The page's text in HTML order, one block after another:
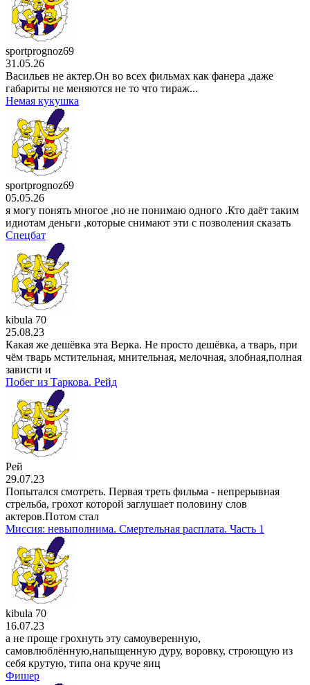
21 . 07
аниме сериал
отомстить: Я разрушу
1 сезон
3 серия
21 . 07
мультсериал Царь горы
15 сезон
10 серия
20 . 07
аниме сериалСемья шпиона
3 сезон
13 серия
20 . 07
аниме сериал
4 сезон
15 серия
19 . 07
мультсериалСимпсоны
37 сезон
17 серия
19 . 07
sportprognoz69
31.05.26
Васильев не актер.Он во всех фильмах как фанера ,даже
габариты не меняются не то что тираж...
Немая кукушка
sportprognoz69
05.05.26
я могу понять многое ,но не понимаю одного .Кто даёт таким
идиотам деньги ,которые снимают эти с позволения сказать
Спецбат
kibula 70
25.08.23
Какая же дешёвка эта Верка. Не просто дешёвка, а тварь, при
чём тварь мстительная, мнительная, мелочная, злобная,полная
зависти и
Побег из Таркова. Рейд
Рей
29.07.23
Попытался смотреть. Первая треть фильма - непрерывная
стрельба, грохот которой заглушает половину слов
актеров.Потом стал
Миссия: невыполнима. Смертельная расплата. Часть 1
kibula 70
16.07.23
а не проще грохнуть эту самоуверенную,
самовлюблённую,напыщенную дуру, воровку, строющую из
себя крутую, типа она круче яиц
Фишер